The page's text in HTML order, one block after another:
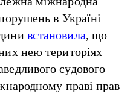
в Україні
встановила, що
нею територіях
судового
праві прав